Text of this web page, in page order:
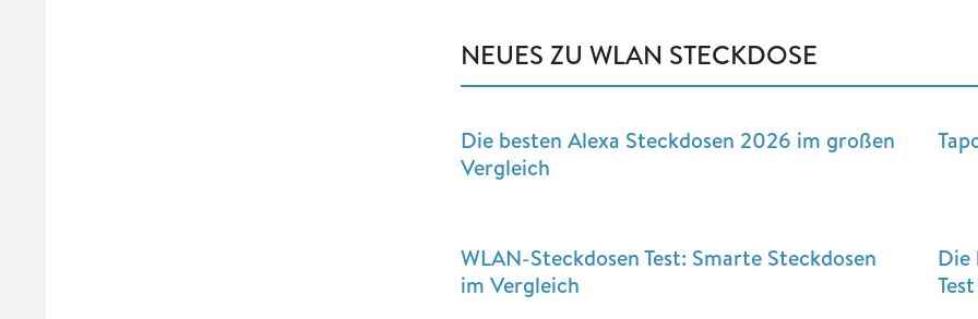
NEUES ZU WLAN STECKDOSE
Die besten Alexa Steckdosen 2026 im großen
Vergleich
WLAN-Steckdosen Test: Smarte Steckdosen
im Vergleich
Die